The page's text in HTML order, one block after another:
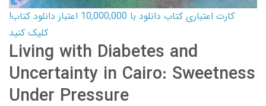
کارت اعتباری کتاب دانلود با 10,000,000 اعتبار دانلود کتاب!
کلیک کنید
Living with Diabetes and
Uncertainty in Cairo: Sweetness
Under Pressure